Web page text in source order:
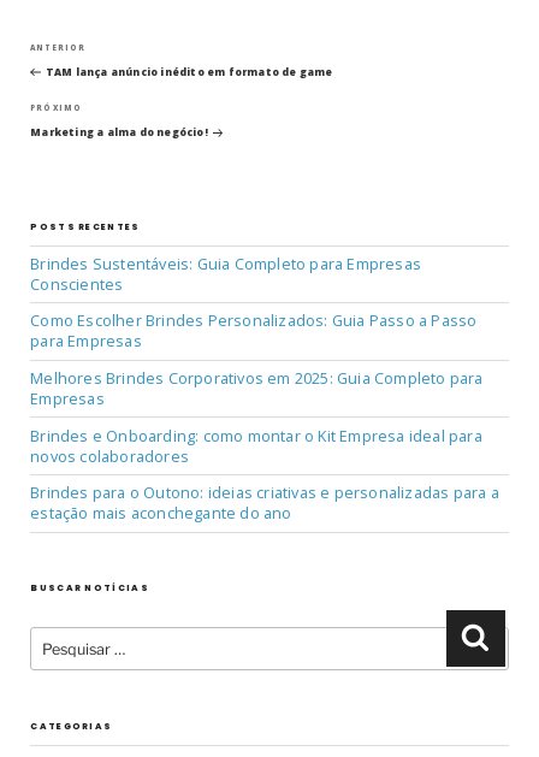
Navegação
de
Post
Post
anterior
ANTERIOR
TAM lança anúncio inédito em formato de game
Próximo
post
PRÓXIMO
Marketing a alma do negócio!
POSTS RECENTES
Brindes Sustentáveis: Guia Completo para Empresas
Conscientes
Como Escolher Brindes Personalizados: Guia Passo a Passo
para Empresas
Melhores Brindes Corporativos em 2025: Guia Completo para
Empresas
Brindes e Onboarding: como montar o Kit Empresa ideal para
novos colaboradores
Brindes para o Outono: ideias criativas e personalizadas para a
estação mais aconchegante do ano
BUSCAR NOTÍCIAS
CATEGORIAS